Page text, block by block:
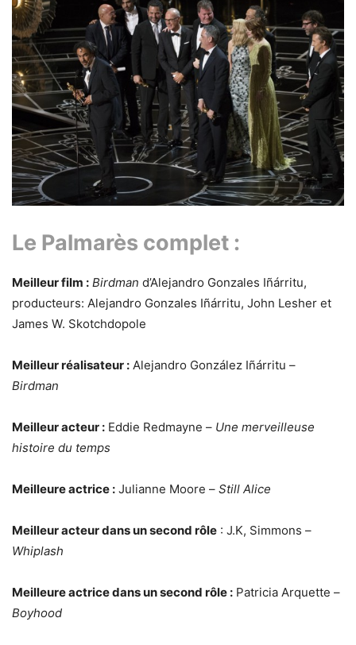
Le Palmarès complet :
Meilleur film : Birdman d’Alejandro Gonzales Iñárritu,
producteurs: Alejandro Gonzales Iñárritu, John Lesher et
James W. Skotchdopole
Meilleur réalisateur : Alejandro González Iñárritu –
Birdman
Meilleur acteur : Eddie Redmayne – Une merveilleuse
histoire du temps
Meilleure actrice : Julianne Moore – Still Alice
Meilleur acteur dans un second rôle : J.K, Simmons –
Whiplash
Meilleure actrice dans un second rôle : Patricia Arquette –
Boyhood